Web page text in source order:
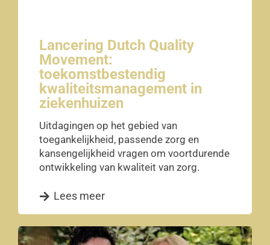
Lancering Dutch Quality
Movement:
toekomstbestendig
kwaliteitsmanagement in
ziekenhuizen
Uitdagingen op het gebied van
toegankelijkheid, passende zorg en
kansengelijkheid vragen om voortdurende
ontwikkeling van kwaliteit van zorg.
Lees meer